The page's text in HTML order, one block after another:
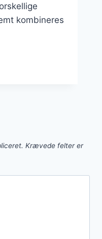
kombineres
Krævede felter er